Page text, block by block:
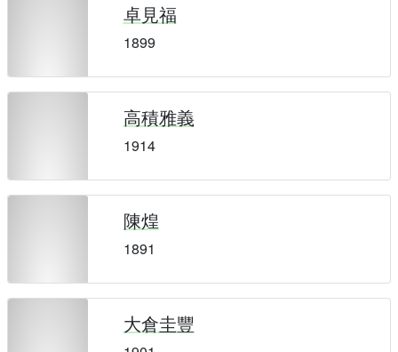
卓見福
1899
高積雅義
1914
陳煌
1891
大倉圭豐